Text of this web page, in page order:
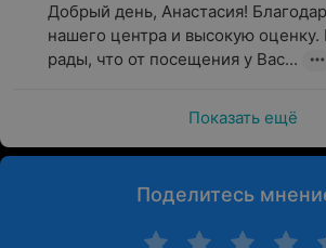
Добрый день, Анастасия!
нашего центра и высокую
рады, что от посещения у Вас...
Показать ещё
Поделитесь